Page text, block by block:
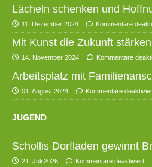
Lächeln schenken und
11. Dezember 2024 Kommentare
Mit Kunst die Zukunft stärken
14. November 2024 Kommentare
Arbeitsplatz mit
01. August 2024 Kommentare
JUGEND
Schollis Dorfladen gewinnt
21. Juli 2026 Kommentare deaktiviert